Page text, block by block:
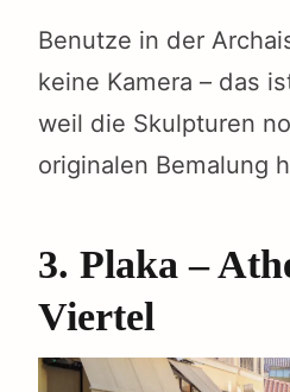
Benutze in der
keine Kamera – das
weil die Skulpturen
originalen Bemalung
3. Plaka –
Viertel